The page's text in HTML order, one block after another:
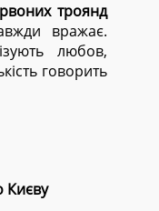
троянд
вражає.
любов,
говорить
Києву